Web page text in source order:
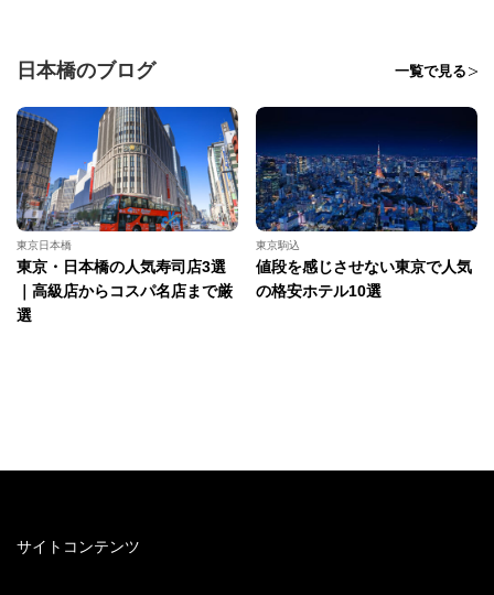
日本橋のブログ 一覧で見る
東京日本橋
東京・日本橋の人気寿司店3選
｜高級店からコスパ名店まで厳
選
東京駒込
値段を感じさせない東京で人気
の格安ホテル10選
サイトコンテンツ